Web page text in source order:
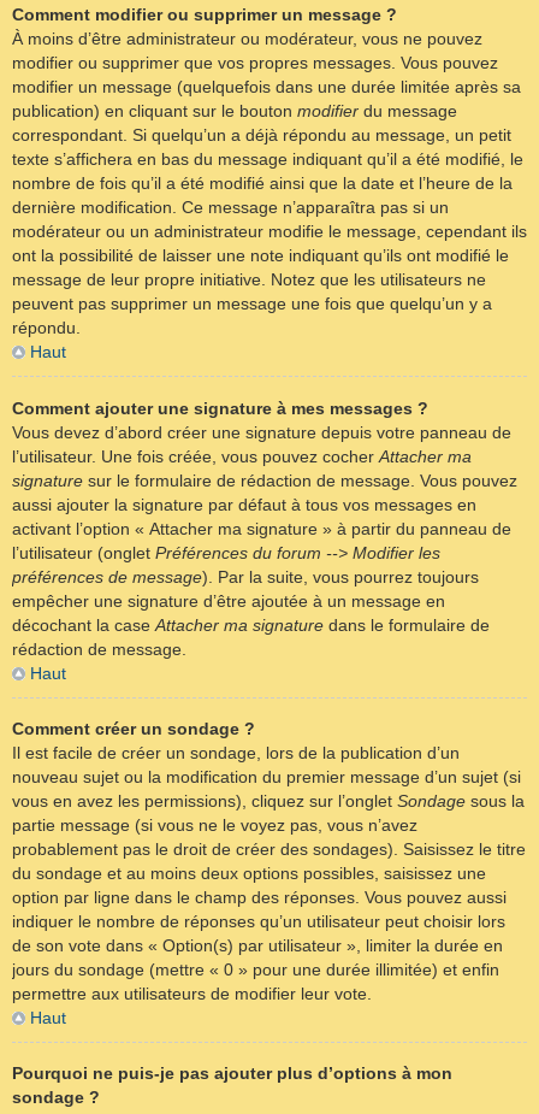
Comment modifier ou supprimer un message ?
À moins d’être administrateur ou modérateur, vous ne pouvez
modifier ou supprimer que vos propres messages. Vous pouvez
modifier un message (quelquefois dans une durée limitée après sa
publication) en cliquant sur le bouton modifier du message
correspondant. Si quelqu’un a déjà répondu au message, un petit
texte s’affichera en bas du message indiquant qu’il a été modifié, le
nombre de fois qu’il a été modifié ainsi que la date et l’heure de la
dernière modification. Ce message n’apparaîtra pas si un
modérateur ou un administrateur modifie le message, cependant ils
ont la possibilité de laisser une note indiquant qu’ils ont modifié le
message de leur propre initiative. Notez que les utilisateurs ne
peuvent pas supprimer un message une fois que quelqu’un y a
répondu.
Haut
Comment ajouter une signature à mes messages ?
Vous devez d’abord créer une signature depuis votre panneau de
l’utilisateur. Une fois créée, vous pouvez cocher Attacher ma
signature sur le formulaire de rédaction de message. Vous pouvez
aussi ajouter la signature par défaut à tous vos messages en
activant l’option « Attacher ma signature » à partir du panneau de
l’utilisateur (onglet Préférences du forum --> Modifier les
préférences de message). Par la suite, vous pourrez toujours
empêcher une signature d’être ajoutée à un message en
décochant la case Attacher ma signature dans le formulaire de
rédaction de message.
Haut
Comment créer un sondage ?
Il est facile de créer un sondage, lors de la publication d’un
nouveau sujet ou la modification du premier message d’un sujet (si
vous en avez les permissions), cliquez sur l’onglet Sondage sous la
partie message (si vous ne le voyez pas, vous n’avez
probablement pas le droit de créer des sondages). Saisissez le titre
du sondage et au moins deux options possibles, saisissez une
option par ligne dans le champ des réponses. Vous pouvez aussi
indiquer le nombre de réponses qu’un utilisateur peut choisir lors
de son vote dans « Option(s) par utilisateur », limiter la durée en
jours du sondage (mettre « 0 » pour une durée illimitée) et enfin
permettre aux utilisateurs de modifier leur vote.
Haut
Pourquoi ne puis-je pas ajouter plus d’options à mon
sondage ?